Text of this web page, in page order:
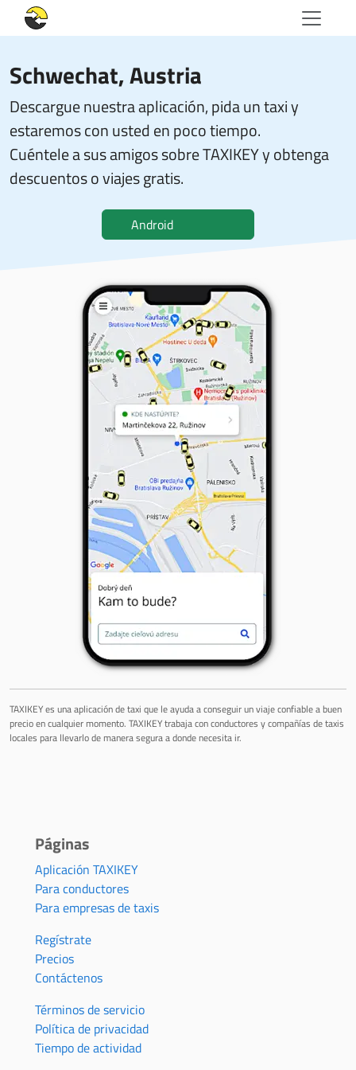
Schwechat, Austria
Descargue nuestra aplicación, pida un taxi y
estaremos con usted en poco tiempo.
Cuéntele a sus amigos sobre TAXIKEY y obtenga
descuentos o viajes gratis.
Android
TAXIKEY es una aplicación de taxi que le ayuda a conseguir un viaje confiable a buen
precio en cualquier momento. TAXIKEY trabaja con conductores y compañías de taxis
locales para llevarlo de manera segura a donde necesita ir.
Páginas
Aplicación TAXIKEY
Para conductores
Para empresas de taxis
Regístrate
Precios
Contáctenos
Términos de servicio
Política de privacidad
Tiempo de actividad